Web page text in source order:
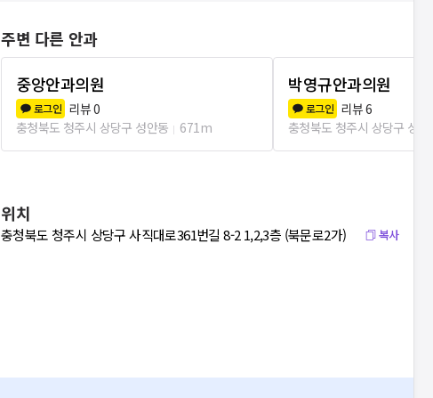
주변 다른 안과
중앙안과의원
로그인 리뷰0
충청북도 청주시 상당구 성안동
671m
박영규안과의원
로그인 리뷰6
충청북도 청주시 상당구 성안동
위치
충청북도 청주시 상당구 사직대로361번길 8-2 1,2,3층 (북문로2가) 복사